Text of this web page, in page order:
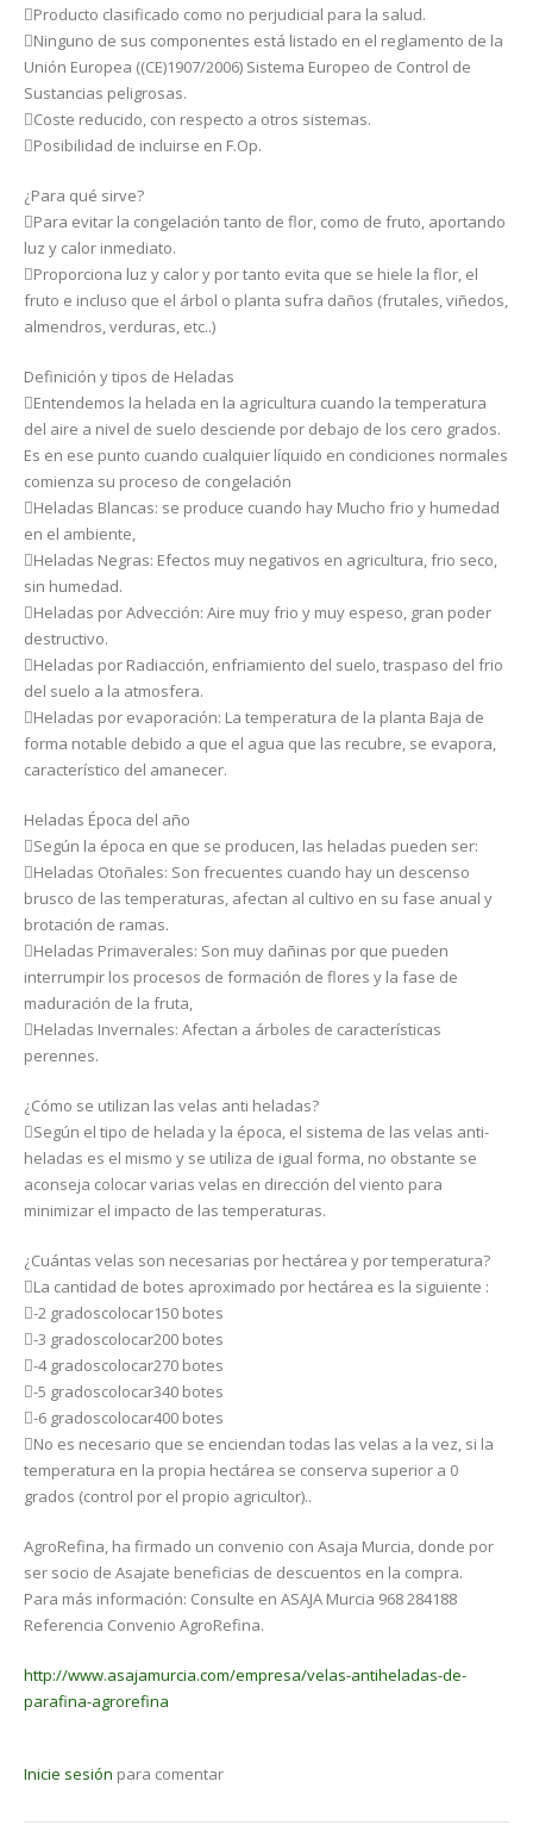
Producto clasificado como no perjudicial para la salud.
Ninguno de sus componentes está listado en el reglamento de la
Unión Europea ((CE)1907/2006) Sistema Europeo de Control de
Sustancias peligrosas.
Coste reducido, con respecto a otros sistemas.
Posibilidad de incluirse en F.Op.
¿Para qué sirve?
Para evitar la congelación tanto de flor, como de fruto, aportando
luz y calor inmediato.
Proporciona luz y calor y por tanto evita que se hiele la flor, el
fruto e incluso que el árbol o planta sufra daños (frutales, viñedos,
almendros, verduras, etc..)
Definición y tipos de Heladas
Entendemos la helada en la agricultura cuando la temperatura
del aire a nivel de suelo desciende por debajo de los cero grados.
Es en ese punto cuando cualquier líquido en condiciones normales
comienza su proceso de congelación
Heladas Blancas: se produce cuando hay Mucho frio y humedad
en el ambiente,
Heladas Negras: Efectos muy negativos en agricultura, frio seco,
sin humedad.
Heladas por Advección: Aire muy frio y muy espeso, gran poder
destructivo.
Heladas por Radiacción, enfriamiento del suelo, traspaso del frio
del suelo a la atmosfera.
Heladas por evaporación: La temperatura de la planta Baja de
forma notable debido a que el agua que las recubre, se evapora,
característico del amanecer.
Heladas Época del año
Según la época en que se producen, las heladas pueden ser:
Heladas Otoñales: Son frecuentes cuando hay un descenso
brusco de las temperaturas, afectan al cultivo en su fase anual y
brotación de ramas.
Heladas Primaverales: Son muy dañinas por que pueden
interrumpir los procesos de formación de flores y la fase de
maduración de la fruta,
Heladas Invernales: Afectan a árboles de características
perennes.
¿Cómo se utilizan las velas anti heladas?
Según el tipo de helada y la época, el sistema de las velas anti-
heladas es el mismo y se utiliza de igual forma, no obstante se
aconseja colocar varias velas en dirección del viento para
minimizar el impacto de las temperaturas.
¿Cuántas velas son necesarias por hectárea y por temperatura?
La cantidad de botes aproximado por hectárea es la siguiente :
-2 gradoscolocar150 botes
-3 gradoscolocar200 botes
-4 gradoscolocar270 botes
-5 gradoscolocar340 botes
-6 gradoscolocar400 botes
No es necesario que se enciendan todas las velas a la vez, si la
temperatura en la propia hectárea se conserva superior a 0
grados (control por el propio agricultor)..
AgroRefina, ha firmado un convenio con Asaja Murcia, donde por
ser socio de Asajate beneficias de descuentos en la compra.
Para más información: Consulte en ASAJA Murcia 968 284188
Referencia Convenio AgroRefina.
http://www.asajamurcia.com/empresa/velas-antiheladas-de-
parafina-agrorefina
Inicie sesión para comentar